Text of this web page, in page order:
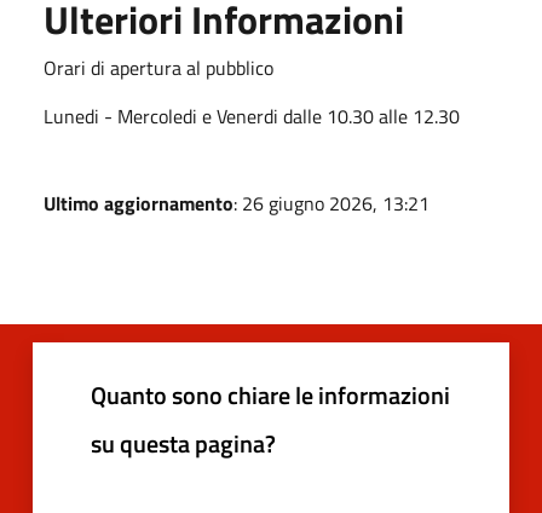
Ulteriori Informazioni
Orari di apertura al pubblico
Lunedi - Mercoledi e Venerdi dalle 10.30 alle 12.30
Ultimo aggiornamento: 26 giugno 2026, 13:21
Quanto sono chiare le informazioni
su questa pagina?